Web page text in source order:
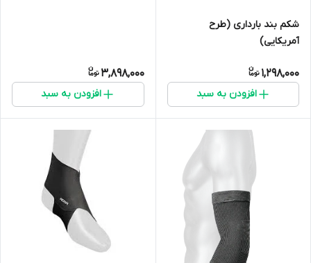
شکم بند بارداری (طرح
آمریکایی)
1,298,000
افزودن به سبد
3,898,000
افزودن به سبد